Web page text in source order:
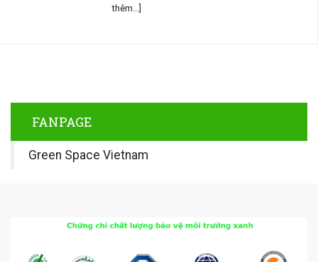
FANPAGE
Green Space Vietnam